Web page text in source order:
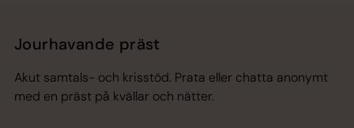
Jourhavande präst
Akut samtals- och krisstöd. Prata eller chatta anonymt
med en präst på kvällar och nätter.